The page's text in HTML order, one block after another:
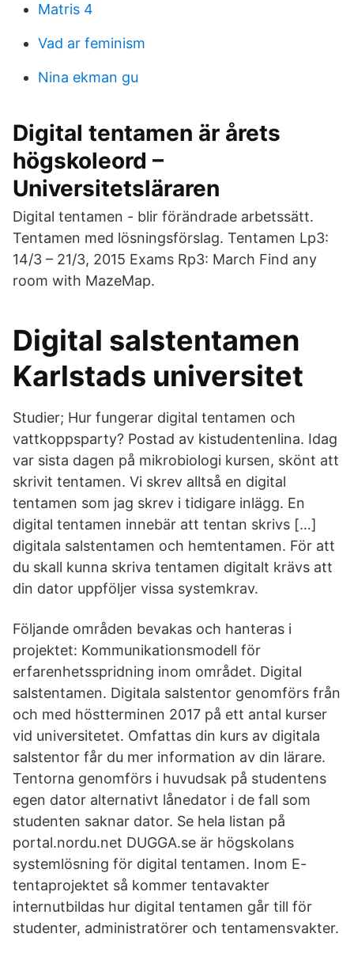
Matris 4
Vad ar feminism
Nina ekman gu
Digital tentamen är årets
högskoleord –
Universitetsläraren
Digital tentamen - blir förändrade arbetssätt.
Tentamen med lösningsförslag. Tentamen Lp3:
14/3 – 21/3, 2015 Exams Rp3: March Find any
room with MazeMap.
Digital salstentamen
Karlstads universitet
Studier; Hur fungerar digital tentamen och
vattkoppsparty? Postad av kistudentenlina. Idag
var sista dagen på mikrobiologi kursen, skönt att
skrivit tentamen. Vi skrev alltså en digital
tentamen som jag skrev i tidigare inlägg. En
digital tentamen innebär att tentan skrivs […]
digitala salstentamen och hemtentamen. För att
du skall kunna skriva tentamen digitalt krävs att
din dator uppföljer vissa systemkrav.
Följande områden bevakas och hanteras i
projektet: Kommunikationsmodell för
erfarenhetsspridning inom området. Digital
salstentamen. Digitala salstentor genomförs från
och med höstterminen 2017 på ett antal kurser
vid universitetet. Omfattas din kurs av digitala
salstentor får du mer information av din lärare.
Tentorna genomförs i huvudsak på studentens
egen dator alternativt lånedator i de fall som
studenten saknar dator. Se hela listan på
portal.nordu.net DUGGA.se är högskolans
systemlösning för digital tentamen. Inom E-
tentaprojektet så kommer tentavakter
internutbildas hur digital tentamen går till för
studenter, administratörer och tentamensvakter.